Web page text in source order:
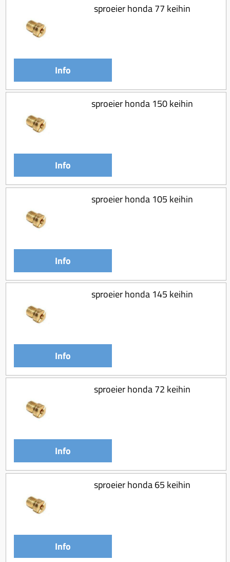
sproeier honda 77 keihin
Info
sproeier honda 150 keihin
Info
sproeier honda 105 keihin
Info
sproeier honda 145 keihin
Info
sproeier honda 72 keihin
Info
sproeier honda 65 keihin
Info